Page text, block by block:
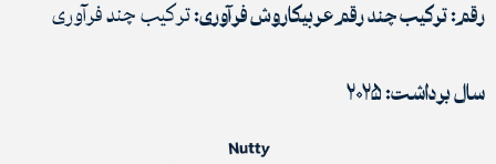
رقم:ترکیب چند رقم عربیکاروش فرآوری:ترکیب چند فرآوری
سال برداشت: ۲۰۲۵